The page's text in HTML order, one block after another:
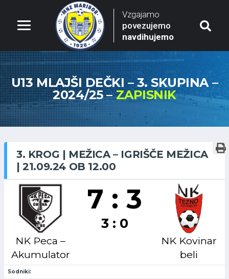
Vzgajamo
povezujemo
navdihujemo
U13 MLAJŠI DEČKI – 3. SKUPINA –
2024/25 –ZAPISNIK
3. KROG | MEŽICA – IGRIŠČE MEŽICA
| 21.09.24 OB 12.00
NK Peca –
Akumulator
7 : 3
3 : 0
NK Kovinar
beli
Sodniki: